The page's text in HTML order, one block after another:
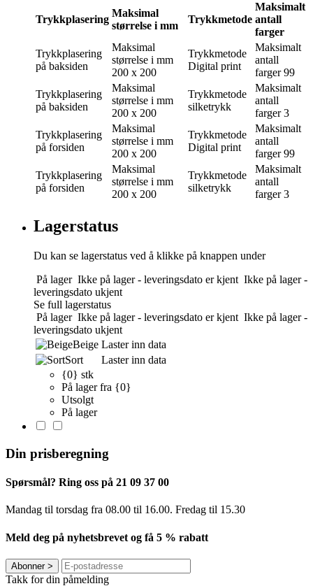
Trykkplasering
Maksimal
størrelse i mm
Trykkmetode
Maksimalt
antall
farger
Trykkplasering
på baksiden
Maksimal
størrelse i mm
200 x 200
Trykkmetode
Digital print
Maksimalt
antall
farger 99
Trykkplasering
på baksiden
Maksimal
størrelse i mm
200 x 200
Trykkmetode
silketrykk
Maksimalt
antall
farger 3
Trykkplasering
på forsiden
Maksimal
størrelse i mm
200 x 200
Trykkmetode
Digital print
Maksimalt
antall
farger 99
Trykkplasering
på forsiden
Maksimal
størrelse i mm
200 x 200
Trykkmetode
silketrykk
Maksimalt
antall
farger 3
Lagerstatus
Du kan se lagerstatus ved å klikke på knappen under
På lager Ikke på lager - leveringsdato er kjent Ikke på lager -
leveringsdato ukjent
Se full lagerstatus
På lager Ikke på lager - leveringsdato er kjent Ikke på lager -
leveringsdato ukjent
Beige Laster inn data
Sort
Laster inn data
{0} stk
På lager fra {0}
Utsolgt
På lager
Din prisberegning
Spørsmål? Ring oss på 21 09 37 00
Mandag til torsdag ​​fra 08.00 til 16.00. Fredag til 15.30
Meld deg på nyhetsbrevet og få 5 % rabatt
Abonner>
Takk for din påmelding